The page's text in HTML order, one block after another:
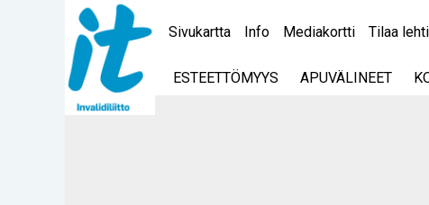
Sivukartta Info Mediakortti Tilaa lehti
ESTEETTÖMYYS APUVÄLINEET